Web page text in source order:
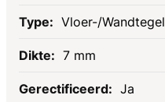
Vloer-/Wandtegel
7 mm
Ja